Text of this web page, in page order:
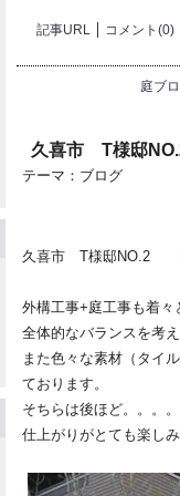
記事URL コメント(0)
庭ブ
久喜市 T様邸
テーマ： ブログ
久喜市 T様邸NO.2
外構工事+庭工事も着々
全体的なバランスを考
また色々な素材（タイ
ております。
そちらは後ほど。。。。
仕上がりがとても楽し